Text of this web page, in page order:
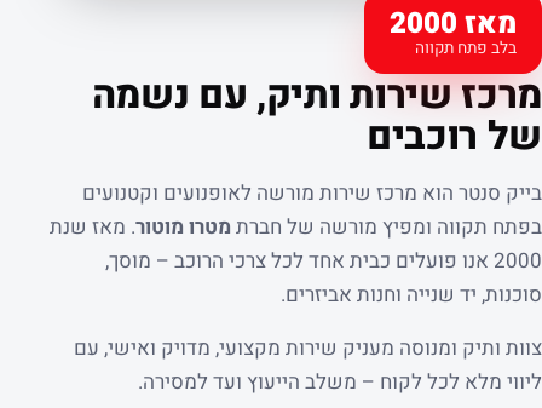
מאז 2000
בלב פתח תקווה
קצת עלינו
מרכז שירות ותיק, עם נשמה
של רוכבים
בייק סנטר הוא מרכז שירות מורשה לאופנועים וקטנועים
בפתח תקווה ומפיץ מורשה של חברת מטרו מוטור. מאז שנת
2000 אנו פועלים כבית אחד לכל צרכי הרוכב – מוסך,
סוכנות, יד שנייה וחנות אביזרים.
צוות ותיק ומנוסה מעניק שירות מקצועי, מדויק ואישי, עם
ליווי מלא לכל לקוח – משלב הייעוץ ועד למסירה.